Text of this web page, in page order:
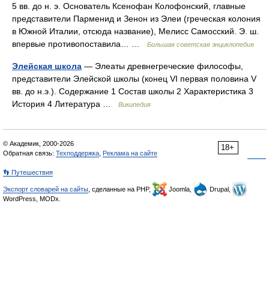
5 вв. до н. э. Основатель Ксенофан Колофонский, главные
представители Парменид и Зенон из Элеи (греческая колония
в Южной Италии, отсюда название), Мелисс Самосский. Э. ш.
впервые противопоставила… …
Большая советская энциклопедия
Элейская школа — Элеаты древнегреческие философы,
представители Элейской школы (конец VI первая половина V
вв. до н.э.). Содержание 1 Состав школы 2 Характеристика 3
История 4 Литература …
Википедия
18+
© Академик, 2000-2026
Обратная связь: Техподдержка Реклама на сайте
👣 Путешествия
Экспорт словарей на сайты , сделанные на PHP, Joomla,
Drupal,
WordPress, MODx.